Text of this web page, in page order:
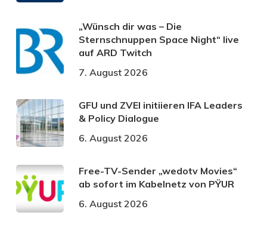
„Wünsch dir was – Die
Sternschnuppen Space Night“ live
auf ARD Twitch
7. August 2026
GFU und ZVEI initiieren IFA Leaders
& Policy Dialogue
6. August 2026
Free-TV-Sender „wedotv Movies“
ab sofort im Kabelnetz von PŸUR
6. August 2026